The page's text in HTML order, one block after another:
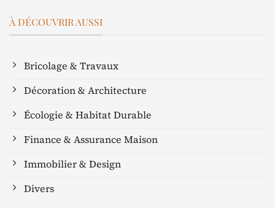
À DÉCOUVRIR AUSSI
Bricolage & Travaux
Décoration & Architecture
Écologie & Habitat Durable
Finance & Assurance Maison
Immobilier & Design
Divers